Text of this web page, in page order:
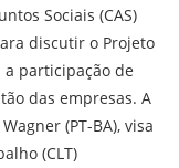
Sociais (CAS)
discutir o Projeto
a participação de
das empresas. A
(PT-BA), visa
(CLT)